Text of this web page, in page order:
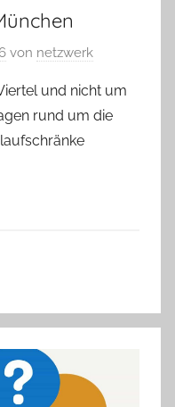
von netzwerk
und nicht um
rund um die